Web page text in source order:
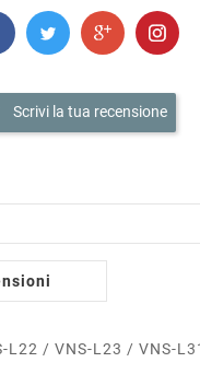
Scrivi la tua recensione
L22 / VNS-L23 / VNS-